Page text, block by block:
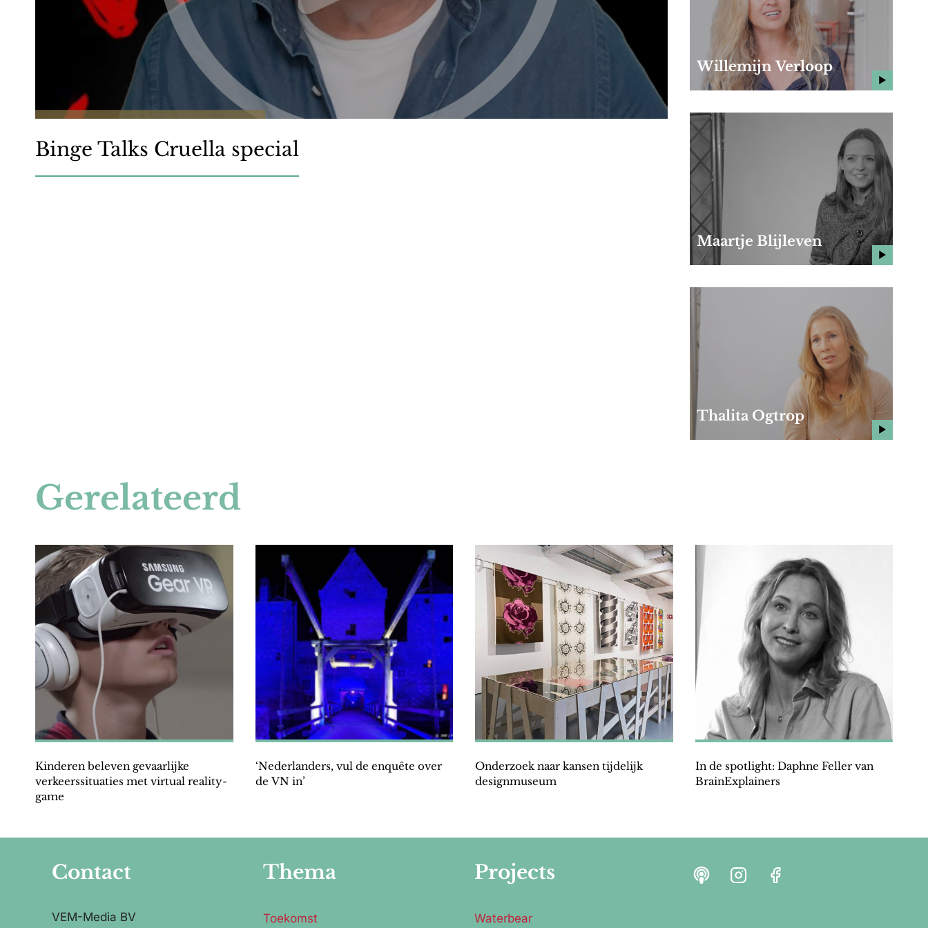
Binge Talks Cruella special
Willemijn Verloop
Maartje Blijleven
Thalita Ogtrop
Gerelateerd
Kinderen beleven gevaarlijke
verkeerssituaties met virtual reality-
game
‘Nederlanders, vul de enquête over
de VN in’
Onderzoek naar kansen tijdelijk
designmuseum
In de spotlight: Daphne Feller van
BrainExplainers
Contact
VEM-Media BV
Thema
Toekomst
Projects
Waterbear